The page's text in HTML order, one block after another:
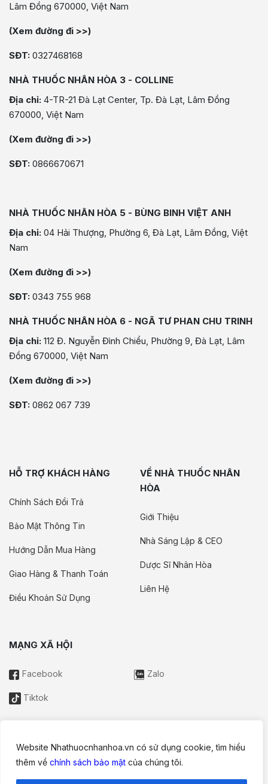
Website Nhathuocnhanhoa.vn có sử dụng cookie, tìm hiểu
thêm về chính sách bảo mật của chúng tôi.
Lâm Đồng 670000, Việt Nam
(Xem đường đi >>)
SĐT: 0327468168
NHÀ THUỐC NHÂN HÒA 3 - COLLINE
Địa chỉ: 4-TR-21 Đà Lạt Center, Tp. Đà Lạt, Lâm Đồng
670000, Việt Nam
(Xem đường đi >>)
SĐT: 0866670671
NHÀ THUỐC NHÂN HÒA 5 - BÙNG BINH VIỆT ANH
Địa chỉ: 04 Hải Thượng, Phường 6, Đà Lạt, Lâm Đồng, Việt
Nam
(Xem đường đi >>)
SĐT: 0343 755 968
NHÀ THUỐC NHÂN HÒA 6 - NGÃ TƯ PHAN CHU TRINH
Địa chỉ: 112 Đ. Nguyễn Đình Chiểu, Phường 9, Đà Lạt, Lâm
Đồng 670000, Việt Nam
(Xem đường đi >>)
SĐT: 0862 067 739
HỖ TRỢ KHÁCH HÀNG
Chính Sách Đổi Trả
Bảo Mật Thông Tin
Hướng Dẫn Mua Hàng
Giao Hàng & Thanh Toán
Điều Khoản Sử Dụng
VỀ NHÀ THUỐC NHÂN
HÒA
Giới Thiệu
Nhà Sáng Lập & CEO
Dược Sĩ Nhân Hòa
Liên Hệ
MẠNG XÃ HỘI
Facebook Zalo
Tiktok
Thông tin trên website này chỉ mang tính chất nội bộ tham khảo;